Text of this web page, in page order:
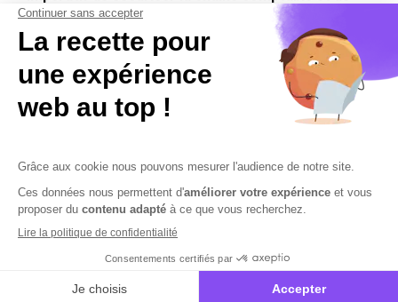
respecter scrupuleusement les règles de TVA.
Dans un contexte où les contrôles fiscaux
s’intensifient, traiter la refacturation à la légère
revient à créer soi-même des ennuis potentiels
avec l’administration fiscale !
Contactez-nous Mentions légales
Plan du site
Sécurisation des données
Conditions Générales de Vente et d’Utilisation
Copyright © 2026 Cobham Solutions | Logiciel de conformité et
performance en PAIE, DSN et RH – Tous droits réservés